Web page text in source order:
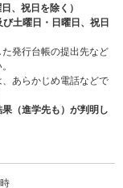
、祝日を除く）
土曜日・日曜日、祝日
発行台帳の提出先など
あらかじめ電話などで
（進学先も）が判明し